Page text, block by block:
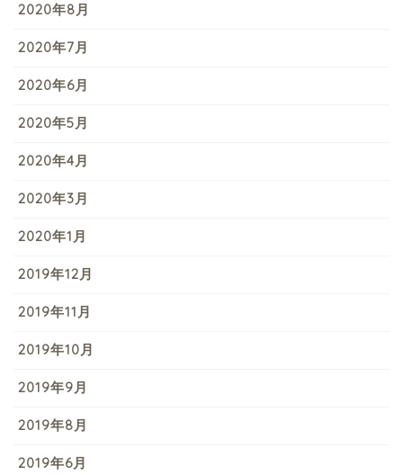
2020年8月
2020年7月
2020年6月
2020年5月
2020年4月
2020年3月
2020年1月
2019年12月
2019年11月
2019年10月
2019年9月
2019年8月
2019年6月